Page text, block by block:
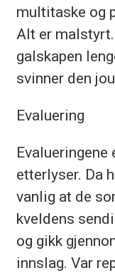
multitaske og
Alt er
galskapen
svinner den
Evaluering
Evalueringene
etterlyser. Da
vanlig at de
kveldens
og gikk
innslag. Var